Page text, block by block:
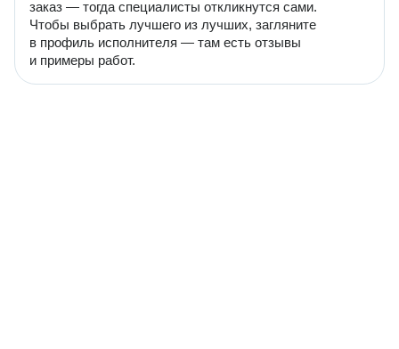
заказ — тогда специалисты откликнутся сами.
Чтобы выбрать лучшего из лучших, загляните
в профиль исполнителя — там есть отзывы
и примеры работ.